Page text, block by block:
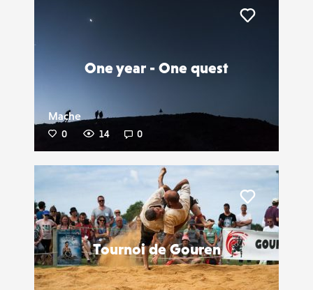
One year - One quest
Mache
0 14 0
Tournoi de Gouren
Liker